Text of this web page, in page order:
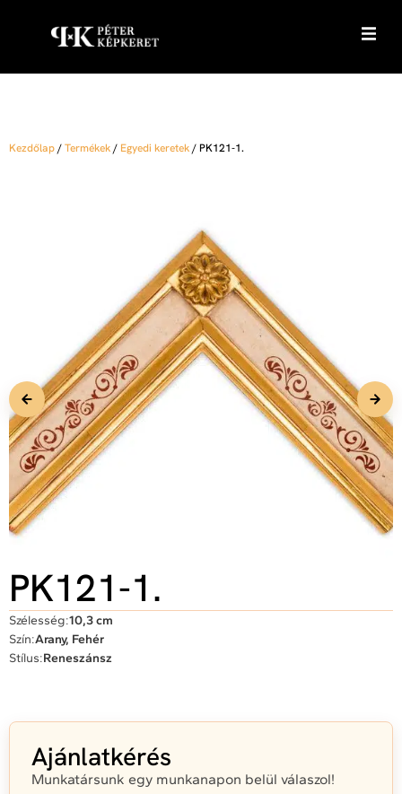
Kezdőlap/Termékek/ Egyedi keretek/PK121-1.
PK121-1.
Szélesség:10,3 cm
Szín:Arany, Fehér
Stílus:Reneszánsz
Ajánlatkérés
Munkatársunk egy munkanapon belül válaszol!